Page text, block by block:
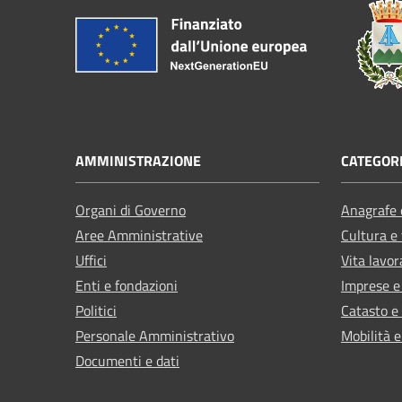
AMMINISTRAZIONE
Organi di Governo
Aree Amministrative
Uffici
Enti e fondazioni
Politici
Personale Amministrativo
Documenti e dati
Cultura
Vita
Imprese
Catasto
Mobilità